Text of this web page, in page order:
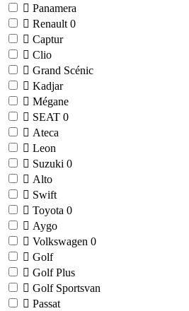
Panamera
Renault 0
Captur
Clio
Grand Scénic
Kadjar
Mégane
SEAT 0
Ateca
Leon
Suzuki 0
Alto
Swift
Toyota 0
Aygo
Volkswagen 0
Golf
Golf Plus
Golf Sportsvan
Passat